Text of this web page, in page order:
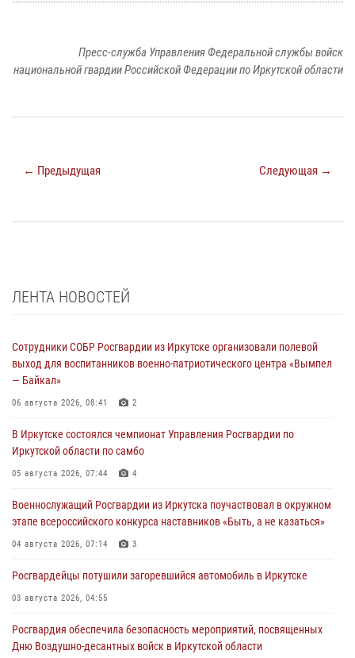
Пресс-служба Управления Федеральной службы войск
национальной гвардии Российской Федерации по Иркутской области
← Предыдущая Следующая →
ЛЕНТА НОВОСТЕЙ
Сотрудники СОБР Росгвардии из Иркутске организовали полевой
выход для воспитанников военно-патриотического центра «Вымпел
— Байкал»
06 августа 2026, 08:41 2
В Иркутске состоялся чемпионат Управления Росгвардии по
Иркутской области по самбо
05 августа 2026, 07:44 4
Военнослужащий Росгвардии из Иркутска поучаствовал в окружном
этапе всероссийского конкурса наставников «Быть, а не казаться»
04 августа 2026, 07:14 3
Росгвардейцы потушили загоревшийся автомобиль в Иркутске
03 августа 2026, 04:55
Росгвардия обеспечила безопасность мероприятий, посвященных
Дню Воздушно-десантных войск в Иркутской области